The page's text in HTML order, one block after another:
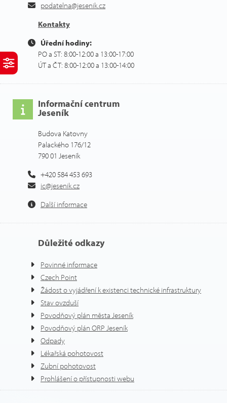
podatelna@jesenik.cz
Kontakty
Úřední hodiny:
PO a ST: 8:00-12:00 a 13:00-17:00
ÚT a ČT: 8:00-12:00 a 13:00-14:00
Informační centrum
Jeseník
Budova Katovny
Palackého 176/12
790 01 Jeseník
+420 584 453 693
ic@jesenik.cz
Další informace
Důležité odkazy
Povinné informace
Czech Point
Žádost o vyjádření k existenci technické infrastruktury
Stav ovzduší
Povodňový plán města Jeseník
Povodňový plán ORP Jeseník
Odpady
Lékařská pohotovost
Zubní pohotovost
Prohlášení o přístupnosti webu